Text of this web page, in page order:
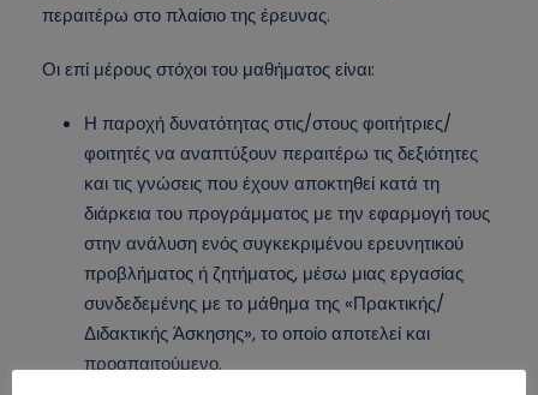
περαιτέρω στο πλαίσιο της έρευνας.
Οι επί μέρους στόχοι του μαθήματος είναι:
Η παροχή δυνατότητας στις/στους φοιτήτριες/
φοιτητές να αναπτύξουν περαιτέρω τις δεξιότητες
και τις γνώσεις που έχουν αποκτηθεί κατά τη
διάρκεια του προγράμματος με την εφαρμογή τους
στην ανάλυση ενός συγκεκριμένου ερευνητικού
προβλήματος ή ζητήματος, μέσω μιας εργασίας
συνδεδεμένης με το μάθημα της «Πρακτικής/
Διδακτικής Άσκησης», το οποίο αποτελεί και
προαπαιτούμενο.